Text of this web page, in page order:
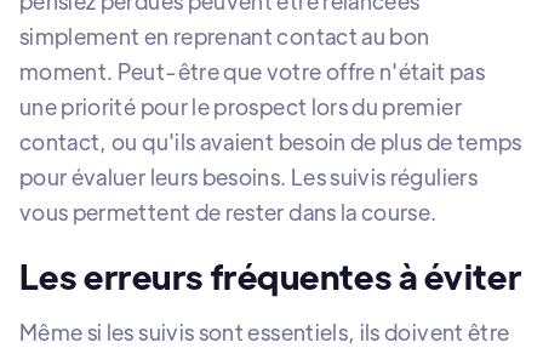
simplement en reprenant contact au bon
moment. Peut-être que votre offre n'était pas
une priorité pour le prospect lors du premier
contact, ou qu'ils avaient besoin de plus de temps
pour évaluer leurs besoins. Les suivis réguliers
vous permettent de rester dans la course.
Les erreurs fréquentes à éviter
Même si les suivis sont essentiels, ils doivent être